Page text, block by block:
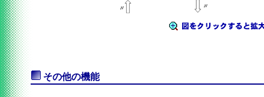
その他の機能